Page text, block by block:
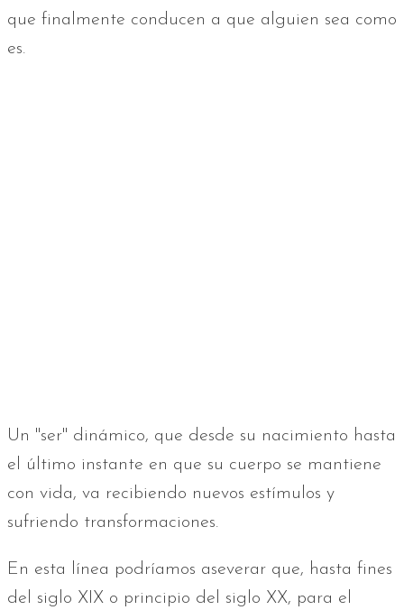
que finalmente conducen a que alguien sea como
es.
Un "ser" dinámico, que desde su nacimiento hasta
el último instante en que su cuerpo se mantiene
con vida, va recibiendo nuevos estímulos y
sufriendo transformaciones.
En esta línea podríamos aseverar que, hasta fines
del siglo XIX o principio del siglo XX, para el